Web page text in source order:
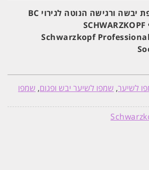
שמפו מרגיע לקרקפת יבשה ורגישה הנוטה לגירוי BC
Schwarzkopf
לשיער, שמפו לשיער יבש ופגום, שמפו